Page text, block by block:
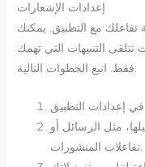
إعدادات الإشعارات
تفاعلك مع التطبيق. يمكنك
التنبيهات التي تهمك
فقط. اتبع الخطوات التالية:
مثل الرسائل أو
تفاعلات المنشورات.